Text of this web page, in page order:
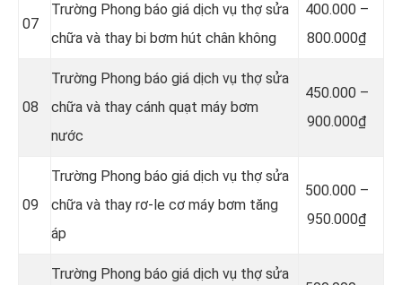
07
Trường Phong báo giá dịch vụ thợ sửa
chữa và thay bi bơm hút chân không
400.000 –
800.000₫
08
Trường Phong báo giá dịch vụ thợ sửa
chữa và thay cánh quạt máy bơm
nước
450.000 –
900.000₫
09
Trường Phong báo giá dịch vụ thợ sửa
chữa và thay rơ-le cơ máy bơm tăng
áp
500.000 –
950.000₫
Trường Phong báo giá dịch vụ thợ sửa